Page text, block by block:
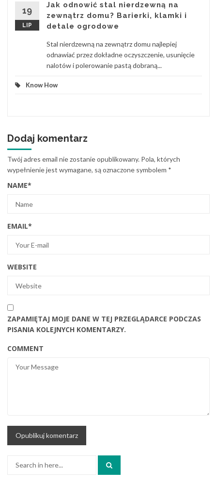
19
LIP
Jak odnowić stal nierdzewną na
zewnątrz domu? Barierki, klamki i
detale ogrodowe
Stal nierdzewną na zewnątrz domu najlepiej
odnawiać przez dokładne oczyszczenie, usunięcie
nalotów i polerowanie pastą dobraną...
Know How
Dodaj komentarz
Twój adres email nie zostanie opublikowany. Pola, których
wypełnienie jest wymagane, są oznaczone symbolem *
NAME*
EMAIL*
WEBSITE
ZAPAMIĘTAJ MOJE DANE W TEJ PRZEGLĄDARCE PODCZAS
PISANIA KOLEJNYCH KOMENTARZY.
COMMENT
Search